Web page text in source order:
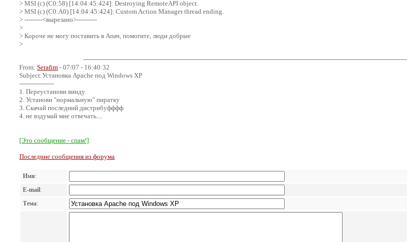
> MSI (c) (C0:58) [14:04:45:424]: Destroying RemoteAPI object.
> MSI (c) (C0:A0) [14:04:45:424]: Custom Action Manager thread ending.
> ---------<вырезано>----------
>
> Короче не могу поставить я Апач, помогите, люди добрые
>
From: Serafim - 07/07 - 16:40:32
Subject:Установка Apache под Windows XP
-----------------
1. Переустанови винду
2. Установи "нормальную" пиратку
3. Скачай последний дистрибуфффф
4. не вздумай мне отвечать....
[Это сообщение - спам!]
Последние сообщения из форума
Имя:
E-mail:
Тема: